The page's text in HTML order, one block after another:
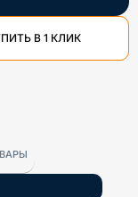
В 1 КЛИК